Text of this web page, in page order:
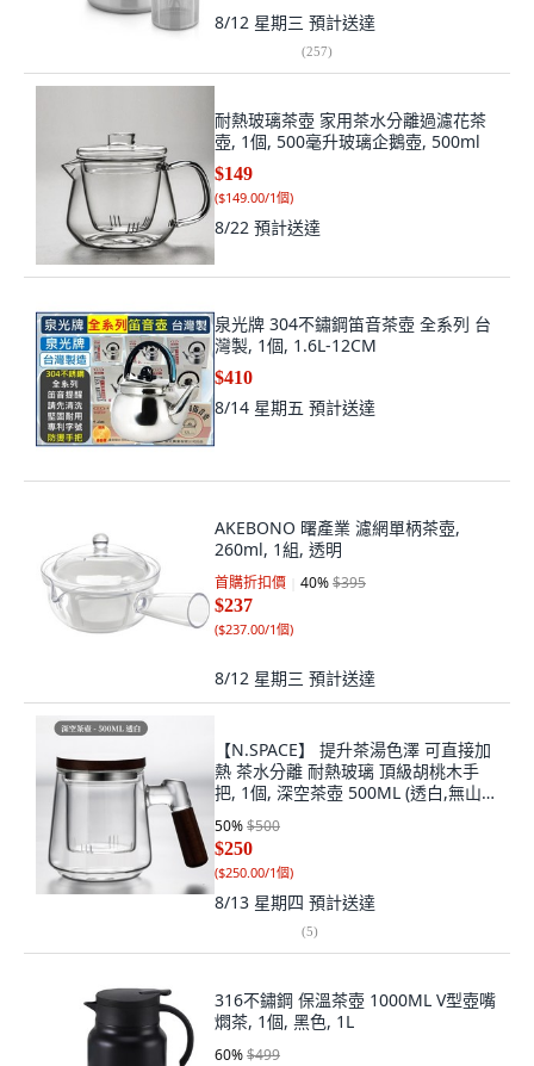
8/12 星期三 預計送達
(257)
耐熱玻璃茶壺 家用茶水分離過濾花茶
壺, 1個, 500毫升玻璃企鵝壺, 500ml
$149
($149.00/1個)
8/22 預計送達
泉光牌 304不鏽鋼笛音茶壺 全系列 台
灣製, 1個, 1.6L-12CM
$410
8/14 星期五 預計送達
AKEBONO 曙產業 濾網單柄茶壺,
260ml, 1組, 透明
首購折扣價 40%$395
$237
($237.00/1個)
8/12 星期三 預計送達
【N.SPACE】 提升茶湯色澤 可直接加
熱 茶水分離 耐熱玻璃 頂級胡桃木手
把, 1個, 深空茶壺 500ML (透白,無山
形）, 透白
50%$500
$250
($250.00/1個)
8/13 星期四 預計送達
(5)
316不鏽鋼 保溫茶壺 1000ML V型壺嘴
燜茶, 1個, 黑色, 1L
60%$499